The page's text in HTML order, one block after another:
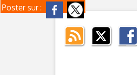
Poster sur :